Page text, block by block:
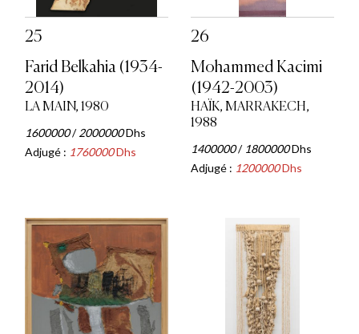
25
Farid Belkahia (1934-
2014)
LA MAIN, 1980
1600000/2000000Dhs
Adjugé : 1760000Dhs
26
Mohammed Kacimi
(1942-2003)
HAÏK, MARRAKECH,
1988
1400000/ 1800000Dhs
Adjugé : 1200000Dhs